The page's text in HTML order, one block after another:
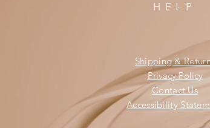
HELP
Shipping &
Privacy Policy
Contact Us
Accessibility